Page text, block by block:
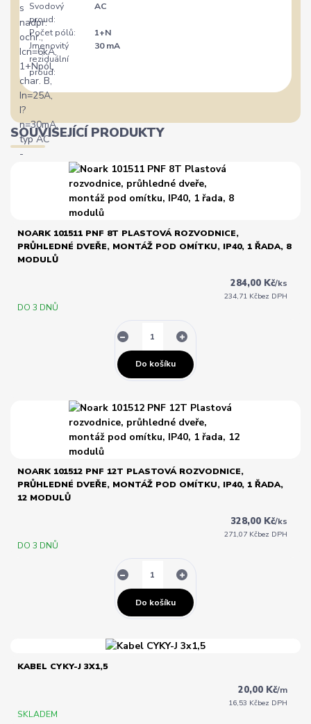
Svodový
proud:
AC
Počet pólů:
1+N
Jmenovitý
reziduální
proud:
30 mA
SOUVISEJÍCÍ PRODUKTY
NOARK 101511 PNF 8T PLASTOVÁ ROZVODNICE,
PRŮHLEDNÉ DVEŘE, MONTÁŽ POD OMÍTKU, IP40, 1 ŘADA, 8
MODULŮ
284,00 Kč/ks
234,71 Kčbez DPH
DO 3 DNŮ
Do košíku
NOARK 101512 PNF 12T PLASTOVÁ ROZVODNICE,
PRŮHLEDNÉ DVEŘE, MONTÁŽ POD OMÍTKU, IP40, 1 ŘADA,
12 MODULŮ
328,00 Kč/ks
271,07 Kčbez DPH
DO 3 DNŮ
Do košíku
KABEL CYKY-J 3X1,5
20,00 Kč/m
16,53 Kčbez DPH
SKLADEM